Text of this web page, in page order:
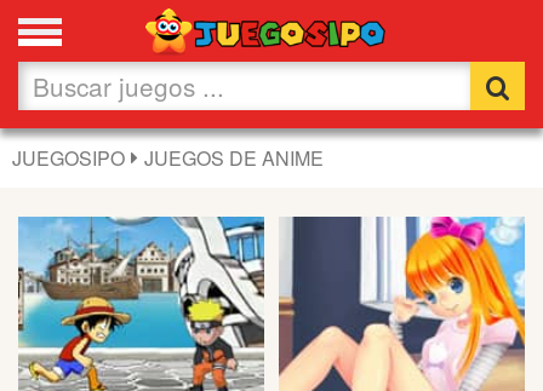
Favoritos
Nuevos
Carros
Acción
JUEGOSIPO JUEGOS DE ANIME